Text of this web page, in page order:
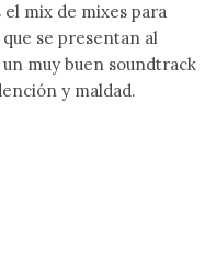
mix de mixes para
se presentan al
muy buen soundtrack
y maldad.